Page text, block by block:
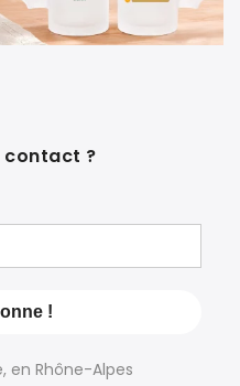
contact ?
en Rhône-Alpes